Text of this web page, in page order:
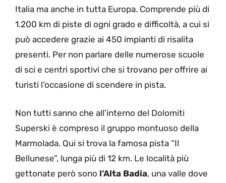
Italia ma anche in tutta Europa. Comprende più di
1.200 km di piste di ogni grado e difficoltà, a cui si
può accedere grazie ai 450 impianti di risalita
presenti. Per non parlare delle numerose scuole
di sci e centri sportivi che si trovano per offrire ai
turisti l’occasione di scendere in pista.
Non tutti sanno che all’interno del Dolomiti
Superski è compreso il gruppo montuoso della
Marmolada. Qui si trova la famosa pista “Il
Bellunese”, lunga più di 12 km. Le località più
gettonate però sono l’Alta Badia, una valle dove